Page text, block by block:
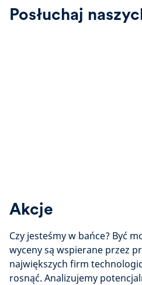
Posłuchaj
Akcje
Czy jesteśmy w bańce? Być
wyceny są wspierane przez
największych firm
rosnąć. Analizujemy